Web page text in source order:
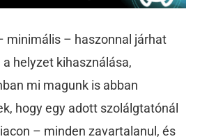
minimális – haszonnal járhat
helyzet kihasználása,
mi magunk is abban
hogy egy adott szolálgtatónál
– minden zavartalanul, és